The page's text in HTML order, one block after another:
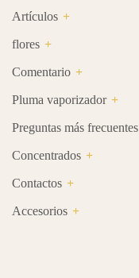
Artículos
flores
Comentario
Pluma vaporizador
Preguntas más frecuentes
Concentrados
Contactos
Accesorios